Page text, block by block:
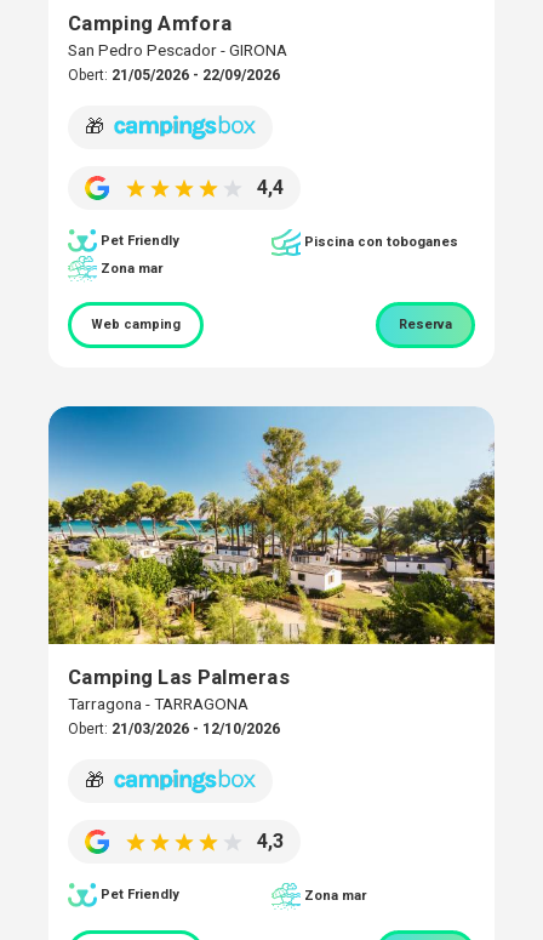
Camping Amfora
San Pedro Pescador - GIRONA
Obert: 21/05/2026 - 22/09/2026
🎁
4,4
Pet Friendly
Piscina con toboganes
Zona mar
Web camping Reserva
Camping Las Palmeras
Tarragona - TARRAGONA
Obert: 21/03/2026 - 12/10/2026
🎁
4,3
Pet Friendly Zona mar